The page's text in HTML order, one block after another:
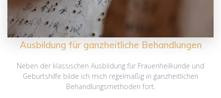
Ausbildung für ganzheitliche Behandlungen
Neben der klassischen Ausbildung für Frauenheilkunde und
Geburtshilfe bilde ich mich regelmäßig in ganzheitlichen
Behandlungsmethoden fort.